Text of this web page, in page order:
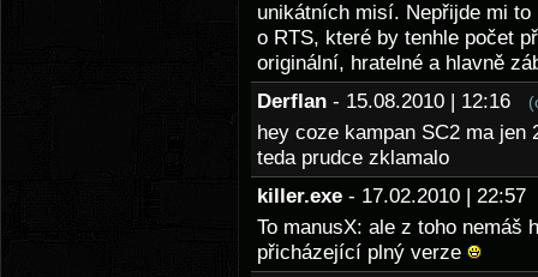
unikátních misí. Nepřijde mi
o RTS, které by tenhle počet
originální, hratelné a hlavně
Derflan - 15.08.2010 | 12:16
hey coze kampan SC2 ma
teda prudce zklamalo
killer.exe - 17.02.2010 |
To manusX: ale z toho nemáš
přicházející plný verze